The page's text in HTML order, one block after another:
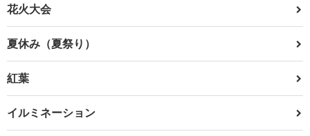
花火大会
夏休み（夏祭り）
紅葉
イルミネーション